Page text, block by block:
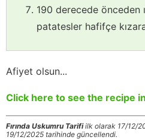
190 derecede önceden
patatesler hafifçe
Afiyet olsun...
Click here to see the recipe
Fırında Uskumru Tarifiilk olarak 17/12/
19/12/2025 tarihinde güncellendi.